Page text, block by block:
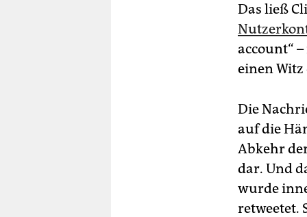
Das ließ
account“
einen
Die
auf die
Abkehr
dar. Und
wurde
retweetet.